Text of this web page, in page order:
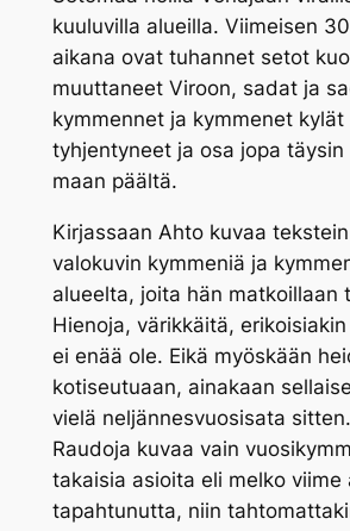
kuuluvilla alueilla. Viimeisen
aikana ovat tuhannet setot
muuttaneet Viroon, sadat ja
kymmennet ja kymmenet kylät
tyhjentyneet ja osa jopa täysin
maan päältä.
Kirjassaan Ahto kuvaa
valokuvin kymmeniä ja
alueelta, joita hän matkoillaan
Hienoja, värikkäitä,
ei enää ole. Eikä myöskään
kotiseutuaan, ainakaan
vielä neljännesvuosisata
Raudoja kuvaa vain
takaisia asioita eli melko viime
tapahtunutta, niin